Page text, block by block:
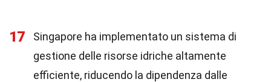
17
Singapore ha implementato un sistema di
gestione delle risorse idriche altamente
efficiente, riducendo la dipendenza dalle